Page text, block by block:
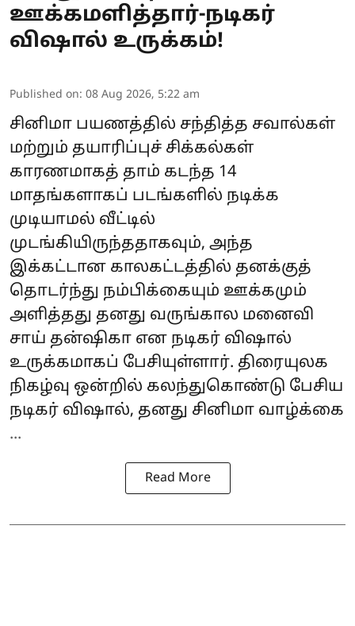
ஊக்கமளித்தார்-நடிகர்
விஷால் உருக்கம்!
Published on: 08 Aug 2026, 5:22 am
சினிமா பயணத்தில் சந்தித்த சவால்கள்
மற்றும் தயாரிப்புச் சிக்கல்கள்
காரணமாகத் தாம் கடந்த 14
மாதங்களாகப் படங்களில் நடிக்க
முடியாமல் வீட்டில்
முடங்கியிருந்ததாகவும், அந்த
இக்கட்டான காலகட்டத்தில் தனக்குத்
தொடர்ந்து நம்பிக்கையும் ஊக்கமும்
அளித்தது தனது வருங்கால மனைவி
சாய் தன்ஷிகா என நடிகர் விஷால்
உருக்கமாகப் பேசியுள்ளார். திரையுலக
நிகழ்வு ஒன்றில் கலந்துகொண்டு பேசிய
நடிகர் விஷால், தனது சினிமா வாழ்க்கை
...
Read More